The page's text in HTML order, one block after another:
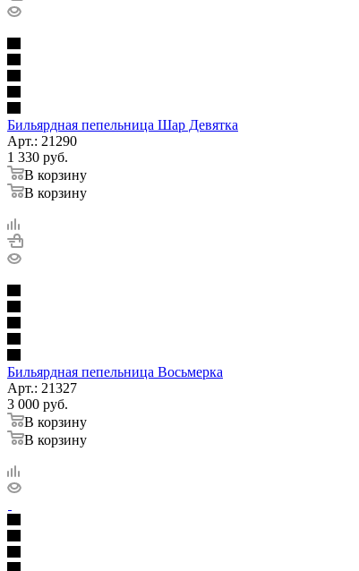
Бильярдная пепельница Шар Девятка
Арт.: 21290
1 330 руб.
В корзину
В корзину
Бильярдная пепельница Восьмерка
Арт.: 21327
3 000 руб.
В корзину
В корзину